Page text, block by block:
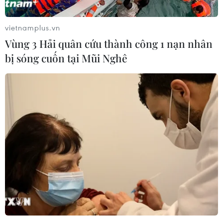
Europa League: Thêm 8 đội giành vé đi
tiếp, Arsenal gây thất vọng
29/11/2019 02:22
8 đội bóng mới giành quyền đi tiếp gồm có APOEL
vietnamplus.vn
Vùng 3 Hải quân cứu thành công 1 nạn nhân
bị sóng cuốn tại Mũi Nghê